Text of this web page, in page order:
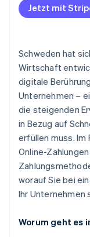
Transparente
Sichtbarkeit,
Konsistente
Weniger Arbeit
Hilfe bei der
Jetzt mit
Schweden hat
Wirtschaft
digitale
Unternehmen –
die steigenden
in Bezug auf
erfüllen muss. Im
Online-
worauf Sie bei
Ihr Unternehmen
Worum geht es